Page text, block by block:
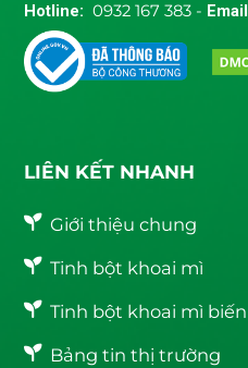
Hotline: 0932 167 383 -
LIÊN KẾT NHANH
Giới thiệu chung
Tinh bột khoai mì
Tinh bột khoai mì
Bảng tin thị trường